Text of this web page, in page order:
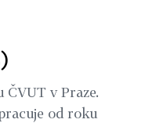
v Praze.
od roku